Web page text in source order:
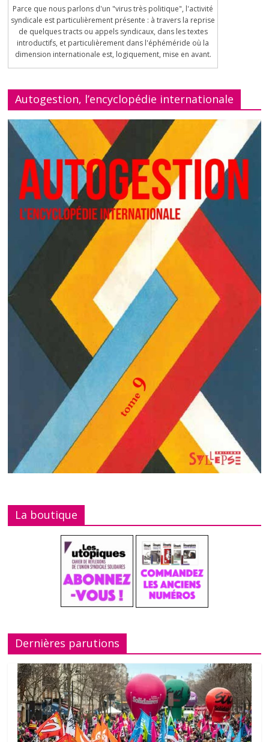
Parce que nous parlons d'un "virus très politique", l'activité
syndicale est particulièrement présente : à travers la reprise
de quelques tracts ou appels syndicaux, dans les textes
introductifs, et particulièrement dans l'éphéméride où la
dimension internationale est, logiquement, mise en avant.
Autogestion, l’encyclopédie internationale
La boutique
Dernières parutions